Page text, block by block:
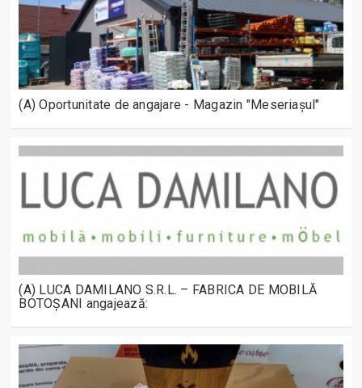
(A) Oportunitate de angajare - Magazin "Meseriașul"
(A) LUCA DAMILANO S.R.L. – FABRICA DE MOBILĂ
BOTOȘANI angajează: